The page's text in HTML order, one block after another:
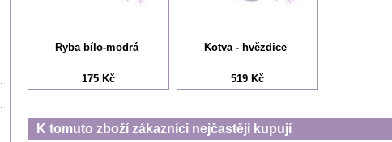
Ryba bílo-modrá
175 Kč
Kotva - hvězdice
519 Kč
K tomuto zboží zákazníci nejčastěji kupují